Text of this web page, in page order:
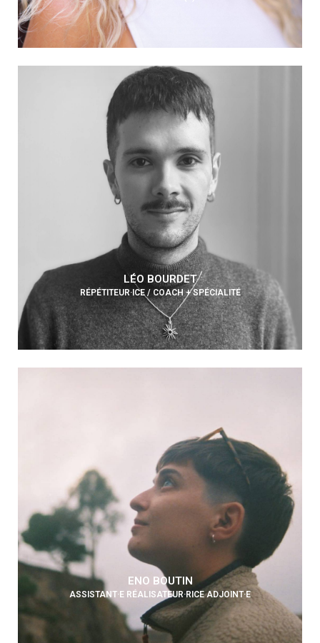
LÉO BOURDET
RÉPÉTITEUR·ICE / COACH + SPÉCIALITÉ
ENO BOUTIN
ASSISTANT·E RÉALISATEUR·RICE ADJOINT·E